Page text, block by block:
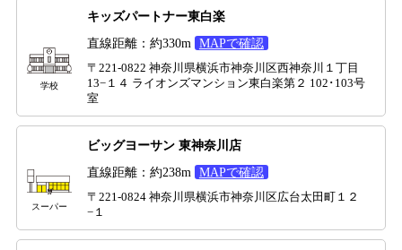
学校
キッズパートナー東白楽
直線距離：約330m
MAPで確認
〒221-0822 神奈川県横浜市神奈川区西神奈川１丁目
13−１４ ライオンズマンション東白楽第２ 102･103号
室
スーパー
ビッグヨーサン 東神奈川店
直線距離：約238m
MAPで確認
〒221-0824 神奈川県横浜市神奈川区広台太田町１２
−１